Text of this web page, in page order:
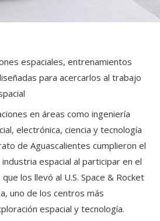
espaciales, entrenamientos
para acercarlos al trabajo
en áreas como ingeniería
electrónica, ciencia y tecnología
de Aguascalientes cumplieron el
espacial al participar en el
los llevó al U.S. Space & Rocket
uno de los centros más
espacial y tecnología.